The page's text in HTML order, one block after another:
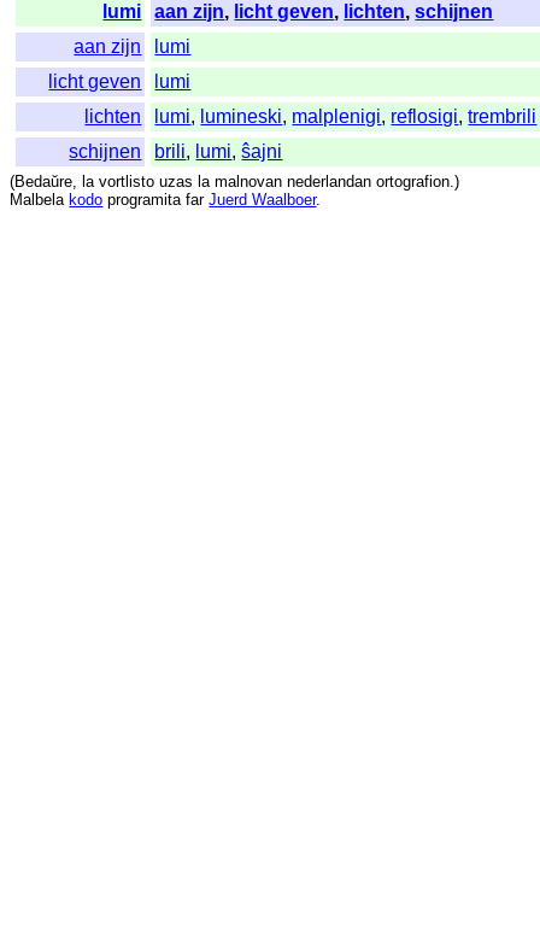
lumi
aan zijn, licht geven, lichten,schijnen
aan zijn
lumi
licht geven
lumi
lichten
lumi, lumineski, malplenigi, reflosigi,trembrili
schijnen
brili, lumi,ŝajni
(Bedaŭre, la vortlisto uzas la malnovan nederlandan ortografion.)
Malbela kodo programita far Juerd Waalboer.